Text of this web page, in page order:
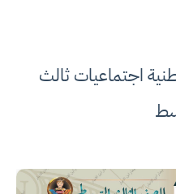
اجتماعيات ثالث